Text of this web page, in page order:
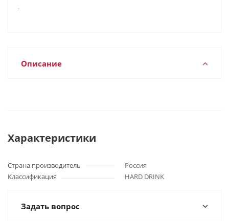
.
Описание
Характеристики
Страна производитель
Россия
Классификация
HARD DRINK
Задать вопрос